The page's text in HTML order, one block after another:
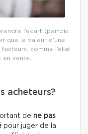
l’écart (parfois
que la valeur d’une
comme l’état
en vente.
acheteurs?
de ne pas
pour juger de la